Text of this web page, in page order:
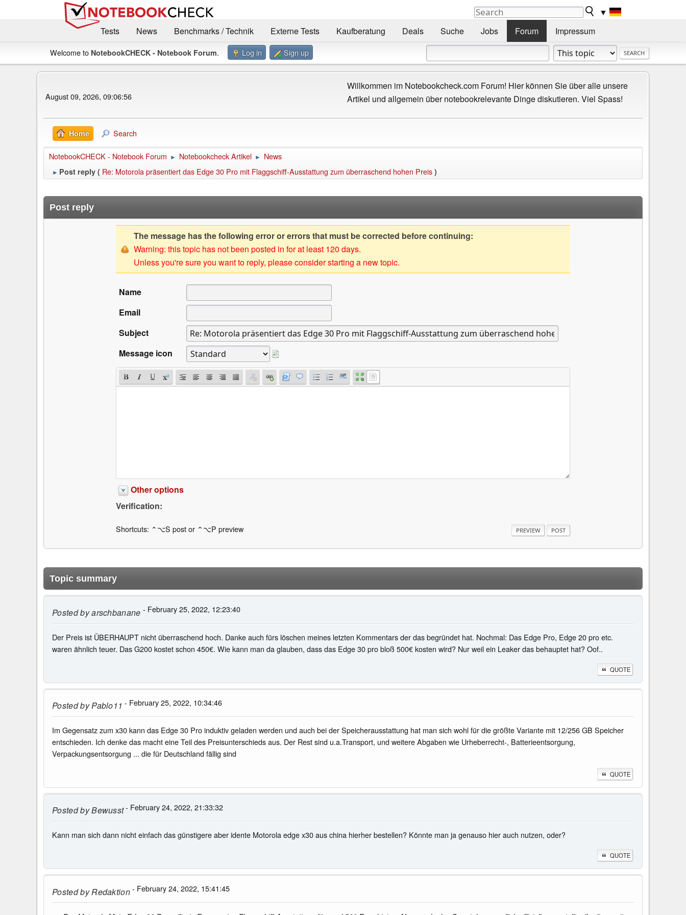
▼
Tests
News Benchmarks / Technik Externe Tests Kaufberatung Deals Suche Jobs Forum Impressum
Welcome to NotebookCHECK - Notebook Forum. Log in Sign up
August 09, 2026, 09:06:56
Willkommen im Notebookcheck.com Forum! Hier können Sie über alle unsere
Artikel und allgemein über notebookrelevante Dinge diskutieren. Viel Spass!
Home Search
NotebookCHECK - Notebook Forum ► Notebookcheck Artikel ► News
► Post reply ( Re: Motorola präsentiert das Edge 30 Pro mit Flaggschiff-Ausstattung zum überraschend hohen Preis )
Post reply
The message has the following error or errors that must be corrected before continuing:
Warning: this topic has not been posted in for at least 120 days.
Unless you're sure you want to reply, please consider starting a new topic.
Name
Email
Subject
Message icon
Other options
Verification:
Shortcuts: ⌃⌥S post or ⌃⌥P preview
Topic summary
Posted byarschbanane - February 25, 2022, 12:23:40
Der Preis ist ÜBERHAUPT nicht überraschend hoch. Danke auch fürs löschen meines letzten Kommentars der das begründet hat. Nochmal: Das Edge Pro, Edge 20 pro etc.
waren ähnlich teuer. Das G200 kostet schon 450€. Wie kann man da glauben, dass das Edge 30 pro bloß 500€ kosten wird? Nur weil ein Leaker das behauptet hat? Oof..
QUOTE
Posted byPablo11 - February 25, 2022, 10:34:46
Im Gegensatz zum x30 kann das Edge 30 Pro induktiv geladen werden und auch bei der Speicherausstattung hat man sich wohl für die größte Variante mit 12/256 GB Speicher
entschieden. Ich denke das macht eine Teil des Preisunterschieds aus. Der Rest sind u.a.Transport, und weitere Abgaben wie Urheberrecht-, Batterieentsorgung,
Verpackungsentsorgung ... die für Deutschland fällig sind
QUOTE
Posted byBewusst- February 24, 2022, 21:33:32
Kann man sich dann nicht einfach das günstigere aber idente Motorola edge x30 aus china hierher bestellen? Könnte man ja genauso hier auch nutzen, oder?
QUOTE
Posted byRedaktion- February 24, 2022, 15:41:45